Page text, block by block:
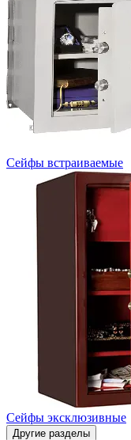
Сейфы встраиваемые
Сейфы эксклюзивные
Другие разделы